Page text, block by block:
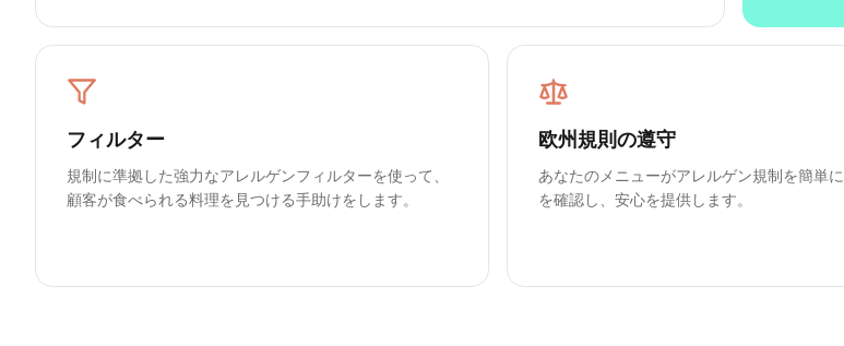
フィルター
規制に準拠した強力なアレルゲンフィルターを使って、
顧客が食べられる料理を見つける手助けをします。
欧州規則の遵守
あなたのメニューがアレルゲン規制を簡単
を確認し、安心を提供します。